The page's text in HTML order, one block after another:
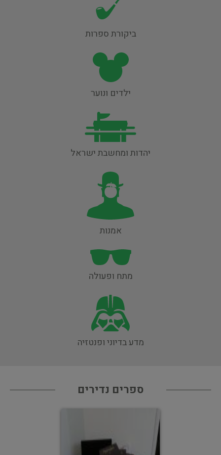
ביקורת ספרות
ילדים ונוער
יהדות ומחשבת ישראל
אמנות
מתח ופעולה
מדע בדיוני ופנטזיה
ספרים נדירים